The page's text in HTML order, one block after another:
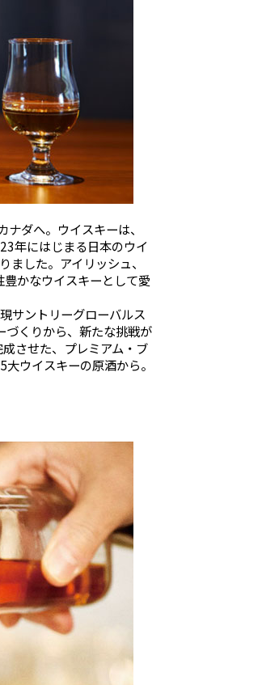
ダへ。ウイスキーは、
年にはじまる日本のウイ
した。アイリッシュ、
かなウイスキーとして愛
サントリーグローバルス
づくりから、新たな挑戦が
させた、プレミアム・ブ
ウイスキーの原酒から。